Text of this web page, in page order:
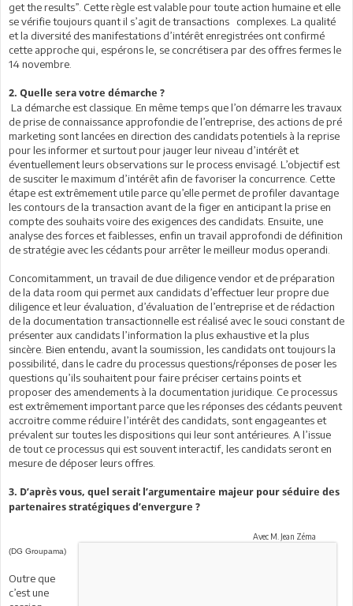
get the results”. Cette règle est valable pour toute action humaine et elle
se vérifie toujours quant il s’agit de transactions complexes. La qualité
et la diversité des manifestations d’intérêt enregistrées ont confirmé
cette approche qui, espérons le, se concrétisera par des offres fermes le
14 novembre.
2. Quelle sera votre démarche ?
La démarche est classique. En même temps que l’on démarre les travaux
de prise de connaissance approfondie de l’entreprise, des actions de pré
marketing sont lancées en direction des candidats potentiels à la reprise
pour les informer et surtout pour jauger leur niveau d’intérêt et
éventuellement leurs observations sur le process envisagé. L’objectif est
de susciter le maximum d’intérêt afin de favoriser la concurrence. Cette
étape est extrêmement utile parce qu’elle permet de profiler davantage
les contours de la transaction avant de la figer en anticipant la prise en
compte des souhaits voire des exigences des candidats. Ensuite, une
analyse des forces et faiblesses, enfin un travail approfondi de définition
de stratégie avec les cédants pour arrêter le meilleur modus operandi.
Concomitamment, un travail de due diligence vendor et de préparation
de la data room qui permet aux candidats d’effectuer leur propre due
diligence et leur évaluation, d’évaluation de l’entreprise et de rédaction
de la documentation transactionnelle est réalisé avec le souci constant de
présenter aux candidats l’information la plus exhaustive et la plus
sincère. Bien entendu, avant la soumission, les candidats ont toujours la
possibilité, dans le cadre du processus questions/réponses de poser les
questions qu’ils souhaitent pour faire préciser certains points et
proposer des amendements à la documentation juridique. Ce processus
est extrêmement important parce que les réponses des cédants peuvent
accroitre comme réduire l’intérêt des candidats, sont engageantes et
prévalent sur toutes les dispositions qui leur sont antérieures. A l’issue
de tout ce processus qui est souvent interactif, les candidats seront en
mesure de déposer leurs offres.
3. D’après vous, quel serait l’argumentaire majeur pour séduire des
partenaires stratégiques d’envergure ?
Avec M. Jean Zéma
(DG Groupama)
Outre que
c’est une